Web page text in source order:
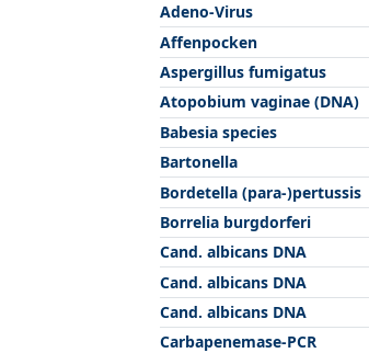
Adeno-Virus
Affenpocken
Aspergillus fumigatus
Atopobium vaginae (DNA)
Babesia species
Bartonella
Bordetella (para-)pertussis
Borrelia burgdorferi
Cand. albicans DNA
Cand. albicans DNA
Cand. albicans DNA
Carbapenemase-PCR